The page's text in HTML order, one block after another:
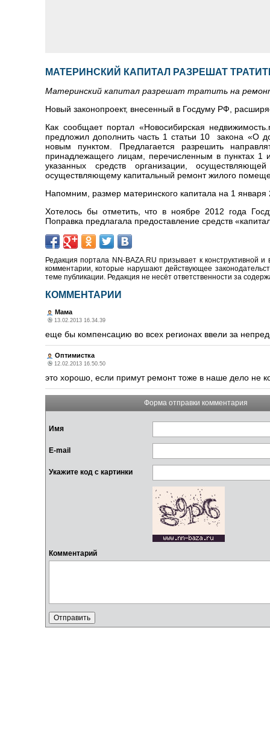
МАТЕРИНСКИЙ КАПИТАЛ РАЗРЕШАТ
Материнский капитал разрешат тратить на
Новый законопроект, внесенный в Госдуму РФ,
Как сообщает портал «Новосибирская
предложил дополнить часть 1 статьи 10 закона «О
новым пунктом. Предлагается разрешить
принадлежащего лицам, перечисленным в пунктах 1
указанных средств организации,
осуществляющему капитальный ремонт жилого
Напомним, размер материнского капитала на 1 января
Хотелось бы отметить, что в ноябре 2012 года
Поправка предлагала предоставление средств
Редакция портала NN-BAZA.RU призывает к конструктивной
комментарии, которые нарушают действующее
теме публикации. Редакция не несёт ответственности за
КОММЕНТАРИИ
Мама
13.02.2013 16.34.39
еще бы компенсацию во всех регионах ввели за
Оптимистка
12.02.2013 16.50.50
это хорошо, если примут ремонт тоже в наше дело не
Форма отправки комментария
Имя
E-mail
Укажите код с картинки
Комментарий